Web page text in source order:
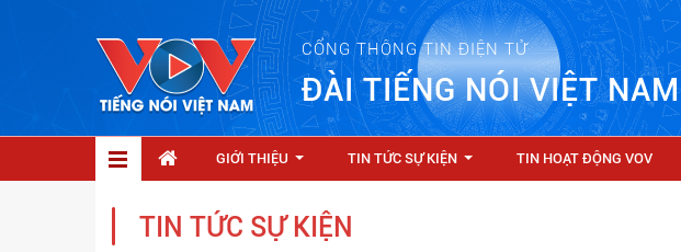
CỔNG THÔNG TIN ĐIỆN TỬ
ĐÀI TIẾNG NÓI VIỆT NAM
GIỚI THIỆU TIN TỨC SỰ KIỆN TIN HOẠT ĐỘNG VOV
TIN TỨC SỰ KIỆN